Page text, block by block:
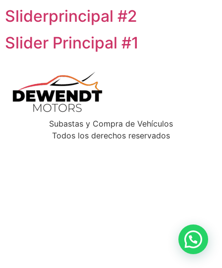
Sliderprincipal #2
Slider Principal #1
Subastas y Compra de Vehículos
Todos los derechos reservados